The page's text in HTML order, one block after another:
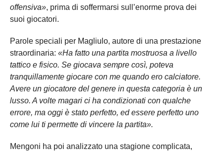
offensiva», prima di soffermarsi sull’enorme prova dei
suoi giocatori.
Parole speciali per Magliulo, autore di una prestazione
straordinaria: «Ha fatto una partita mostruosa a livello
tattico e fisico. Se giocava sempre così, poteva
tranquillamente giocare con me quando ero calciatore.
Avere un giocatore del genere in questa categoria è un
lusso. A volte magari ci ha condizionati con qualche
errore, ma oggi è stato perfetto, ed essere perfetto uno
come lui ti permette di vincere la partita».
Mengoni ha poi analizzato una stagione complicata,